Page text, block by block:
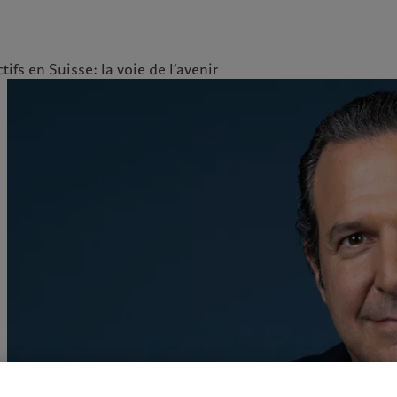
中国离岸
香港特別行
香港特别行政区
新加坡
Commentaires et
Publications récentes
Au-delà des marchés
S’abonner à la newsletter
Gestion des cookiesProtection des données
en Suisse: la voie de l’avenir